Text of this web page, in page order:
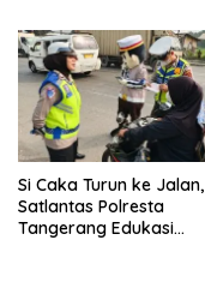
Masyarakat
Si Caka Turun ke Jalan,
Satlantas Polresta
Tangerang Edukasi